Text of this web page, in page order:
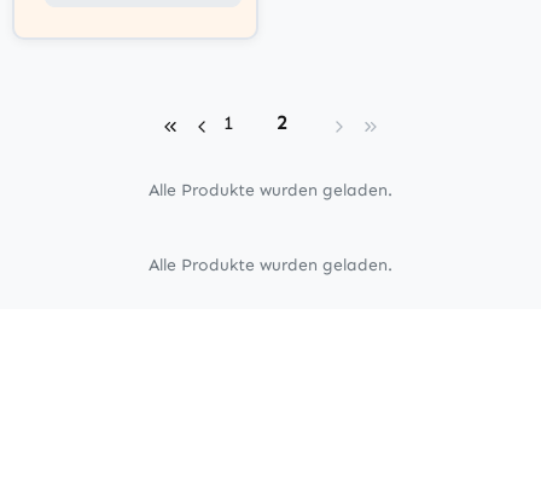
Seite
1 Seite
2
Alle Produkte wurden geladen.
Alle Produkte wurden geladen.